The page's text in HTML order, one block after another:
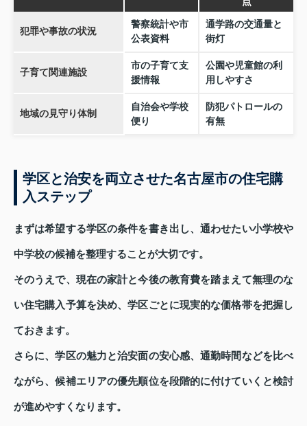
犯罪や事故の状況
警察統計や市
公表資料
通学路の交通量と
街灯
子育て関連施設
市の子育て支
援情報
公園や児童館の利
用しやすさ
地域の見守り体制
自治会や学校
便り
防犯パトロールの
有無
学区と治安を両立させた名古屋市の住宅購
入ステップ
まずは希望する学区の条件を書き出し、通わせたい小学校や
中学校の候補を整理することが大切です。
そのうえで、現在の家計と今後の教育費を踏まえて無理のな
い住宅購入予算を決め、学区ごとに現実的な価格帯を把握し
ておきます。
さらに、学区の魅力と治安面の安心感、通勤時間などを比べ
ながら、候補エリアの優先順位を段階的に付けていくと検討
が進めやすくなります。